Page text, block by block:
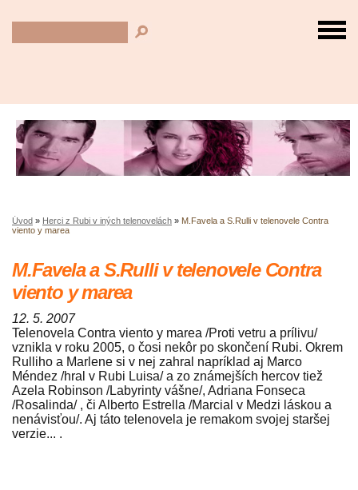
Úvod » Herci z Rubi v iných telenovelách » M.Favela a S.Rulli v telenovele Contra
viento y marea
M.Favela a S.Rulli v telenovele Contra
viento y marea
12. 5. 2007
Telenovela Contra viento y marea /Proti vetru a prílivu/
vznikla v roku 2005, o čosi nekôr po skončení Rubi. Okrem
Rulliho a Marlene si v nej zahral napríklad aj Marco
Méndez /hral v Rubi Luisa/ a zo známejších hercov tiež
Azela Robinson /Labyrinty vášne/, Adriana Fonseca
/Rosalinda/ , či Alberto Estrella /Marcial v Medzi láskou a
nenávisťou/. Aj táto telenovela je remakom svojej staršej
verzie... .